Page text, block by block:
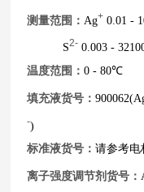
测量范围： Ag+ 0.01 -
S2- 0.003 -
温度范围：0 - 80℃
填充液货号：
-)
标准液货号：请参考电
离子强度调节剂货号：